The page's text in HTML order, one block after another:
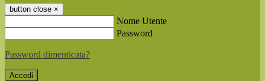
button close ×
Nome Utente
Password
Password dimenticata?